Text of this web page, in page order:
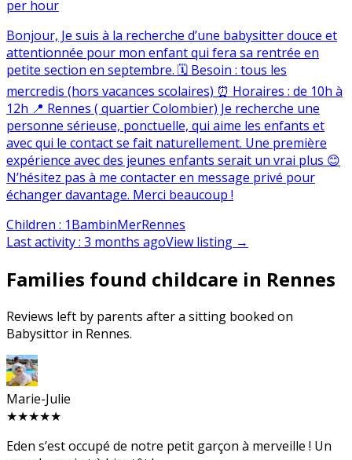
per hour
Bonjour, Je suis à la recherche d’une babysitter douce et
attentionnée pour mon enfant qui fera sa rentrée en
petite section en septembre. 🗓 Besoin : tous les
mercredis (hors vacances scolaires) ⏰ Horaires : de 10h à
12h 📍 Rennes ( quartier Colombier) Je recherche une
personne sérieuse, ponctuelle, qui aime les enfants et
avec qui le contact se fait naturellement. Une première
expérience avec des jeunes enfants serait un vrai plus 😊
N’hésitez pas à me contacter en message privé pour
échanger davantage. Merci beaucoup !
Children : 1BambinMerRennes
Last activity: 3 months agoView listing →
Families found childcare in Rennes
Reviews left by parents after a sitting booked on
Babysittor in Rennes.
Marie-Julie
★★★★★
Eden s’est occupé de notre petit garçon à merveille ! Un